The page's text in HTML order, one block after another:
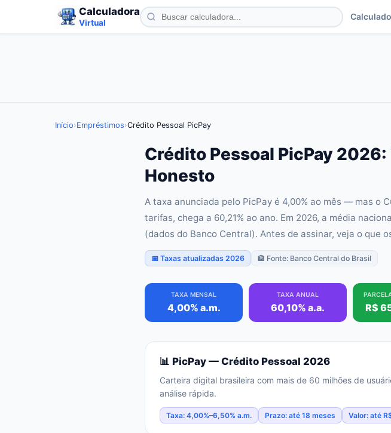
Calculadora
Virtual
Início›Empréstimos›Crédito Pessoal PicPay
Crédito Pessoal PicPay
Honesto
A taxa anunciada pelo PicPay é 4,00% ao mês — mas o
tarifas, chega a 60,21% ao ano. Em 2026, a média
(dados do Banco Central). Antes de assinar, veja o que
📅 Taxas atualizadas 2026 🏦 Fonte: Banco Central do Brasil
TAXA MENSAL
4,00% a.m.
TAXA ANUAL
60,10% a.a. R$
📊 PicPay — Crédito Pessoal 2026
Carteira digital brasileira com mais de 60 milhões de
análise rápida.
Taxa: 4,00%–6,50% a.m. Prazo: até 18 meses Valor: até